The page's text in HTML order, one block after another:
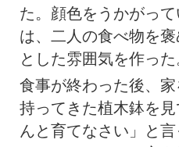
た。顔色をうかがっ
は、二人の食べ物を
とした雰囲気を作った
食事が終わった後、
持ってきた植木鉢を
んと育てなさい」と